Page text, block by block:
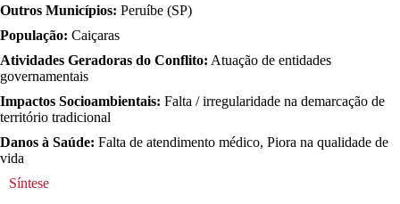
Outros Municípios: Peruíbe (SP)
População: Caiçaras
Atividades Geradoras do Conflito: Atuação de entidades
governamentais
Impactos Socioambientais: Falta / irregularidade na demarcação de
território tradicional
Danos à Saúde: Falta de atendimento médico, Piora na qualidade de
vida
Síntese